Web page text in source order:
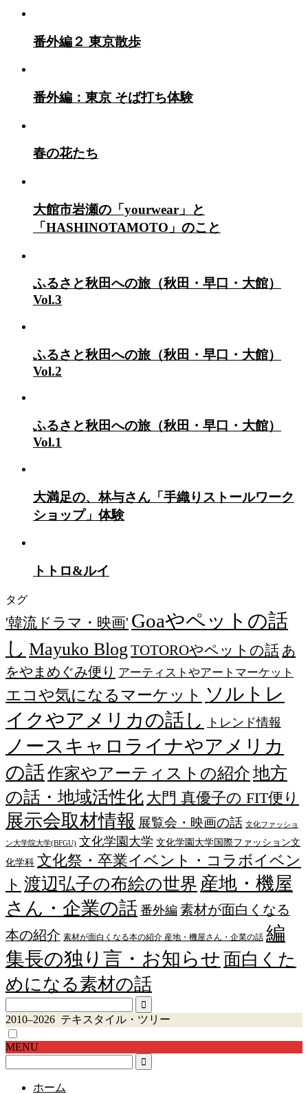
番外編２ 東京散歩
番外編：東京 そば打ち体験
春の花たち
大館市岩瀬の「yourwear」と
「HASHINOTAMOTO」のこと
ふるさと秋田への旅（秋田・早口・大館）
Vol.3
ふるさと秋田への旅（秋田・早口・大館）
Vol.2
ふるさと秋田への旅（秋田・早口・大館）
Vol.1
大満足の、林与さん「手織りストールワーク
ショップ」体験
トトロ&ルイ
タグ
'韓流ドラマ・映画' Goaやペットの話
し Mayuko Blog TOTOROやペットの話 あ
をやまめぐみ便り アーティストやアートマーケット
エコや気になるマーケット ソルトレ
イクやアメリカの話し
トレンド情報
ノースキャロライナやアメリカ
の話作家やアーティストの紹介地方
の話・地域活性化 大門 真優子の FIT便り
展示会取材情報 展覧会・映画の話 文化ファッショ
ン大学院大学(BFGU) 文化学園大学 文化学園大学国際ファッション文
化学科 文化祭・卒業イベント・コラボイベン
ト 渡辺弘子の布絵の世界 産地・機屋
さん・企業の話 番外編 素材が面白くなる
本の紹介 素材が面白くなる本の紹介 産地・機屋さん・企業の話 編
集長の独り言・お知らせ 面白くた
めになる素材の話
2010–2026 テキスタイル・ツリー
MENU
ホーム